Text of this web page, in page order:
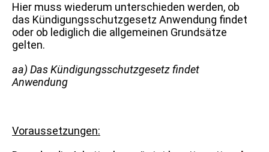
Hier muss wiederum unterschieden werden, ob
das Kündigungsschutzgesetz Anwendung findet
oder ob lediglich die allgemeinen Grundsätze
gelten.
aa) Das Kündigungsschutzgesetz findet
Anwendung
Voraussetzungen: